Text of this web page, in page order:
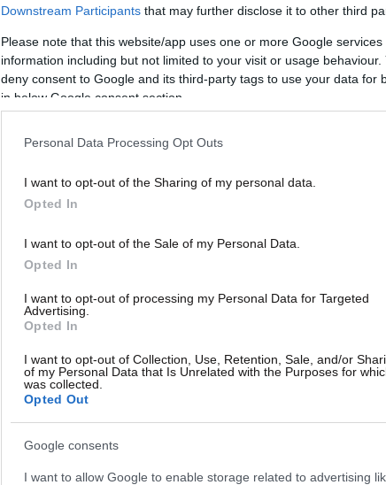
Downstream Participants that may further disclose it to other third
Please note that this website/app uses one or more Google
information including but not limited to your visit or usage
deny consent to Google and its third-party tags to use your data for
in below Google consent section.
Personal Data Processing Opt Outs
I want to opt-out of the Sharing of my personal data.
Opted In
I want to opt-out of the Sale of my Personal Data.
Opted In
I want to opt-out of processing my Personal Data for Targeted
Advertising.
Opted In
I want to opt-out of Collection, Use, Retention, Sale, and/or
of my Personal Data that Is Unrelated with the Purposes for
was collected.
Opted Out
Google consents
I want to allow Google to enable storage related to advertising